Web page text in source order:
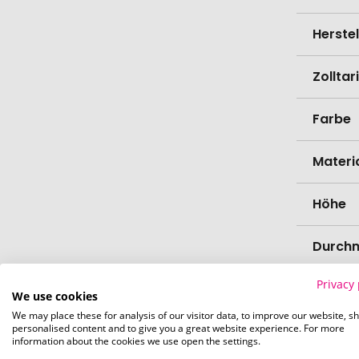
Farbe
Höhe
Bio-
Privacy
We use cookies
We may place these for analysis of our visitor data, to improve our website,
personalised content and to give you a great website experience. For more
information about the cookies we use open the settings.